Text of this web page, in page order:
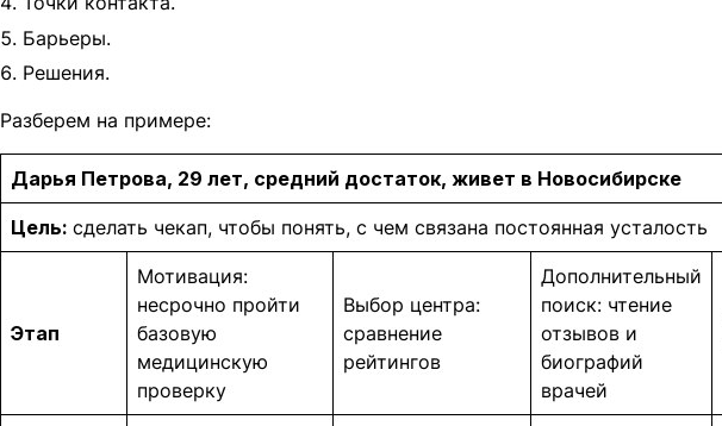
Барьеры.
Решения.
Разберем на примере:
Дарья Петрова, 29 лет, средний достаток, живет в Новосибирске
Цель: сделать чекап, чтобы понять, с чем связана постоянная усталость
Этап
Мотивация:
несрочно пройти
базовую
медицинскую
проверку
Выбор центра:
сравнение
рейтингов
Дополнительный
поиск: чтение
отзывов и
биографий
врачей